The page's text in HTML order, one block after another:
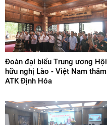
Đoàn đại biểu Trung ương Hội
hữu nghị Lào - Việt Nam thăm
ATK Định Hóa